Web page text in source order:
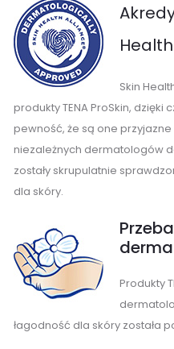
Skin
produkty TENA ProSkin,
pewność, że są one
niezależnych dermatologów
zostały skrupulatnie
dla skóry.
Produkty
łagodność dla skóry została